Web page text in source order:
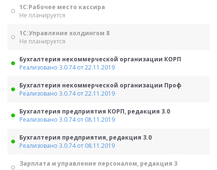
1С:Рабочее место кассира
Не планируется
1С:Управление холдингом 8
Не планируется
Бухгалтерия некоммерческой организации КОРП
Реализовано 3.0.74 от 22.11.2019
Бухгалтерия некоммерческой организации Проф
Реализовано 3.0.74 от 22.11.2019
Бухгалтерия предприятия КОРП, редакция 3.0
Реализовано 3.0.74 от 08.11.2019
Бухгалтерия предприятия, редакция 3.0
Реализовано 3.0.74 от 08.11.2019
Зарплата и управление персоналом, редакция 3